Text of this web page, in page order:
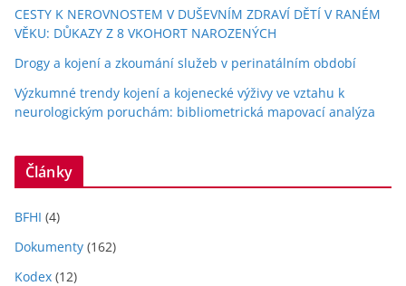
CESTY K NEROVNOSTEM V DUŠEVNÍM ZDRAVÍ DĚTÍ V RANÉM
VĚKU: DŮKAZY Z 8 VKOHORT NAROZENÝCH
Drogy a kojení a zkoumání služeb v perinatálním období
Výzkumné trendy kojení a kojenecké výživy ve vztahu k
neurologickým poruchám: bibliometrická mapovací analýza
Články
BFHI (4)
Dokumenty (162)
Kodex (12)